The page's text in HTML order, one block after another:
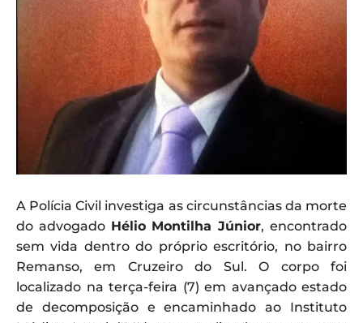
A Polícia Civil investiga as circunstâncias da morte
do advogado Hélio Montilha Júnior, encontrado
sem vida dentro do próprio escritório, no bairro
Remanso, em Cruzeiro do Sul. O corpo foi
localizado na terça-feira (7) em avançado estado
de decomposição e encaminhado ao Instituto